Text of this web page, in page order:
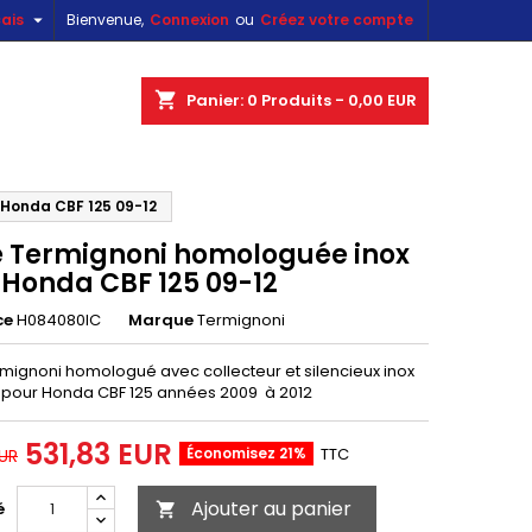
Bienvenue, Connexion ou Créez votre compte

shopping_cart Panier: 0 Produits - 0,00 EUR
CBF 125 09-12
Termignoni homologuée inox
CBF 125 09-12
H084080IC MarqueTermignoni
homologué avec collecteur et silencieux inox
Honda CBF 125 années 2009 à 2012
531,83 EUR Économisez 21% TTC
 Ajouter au panier